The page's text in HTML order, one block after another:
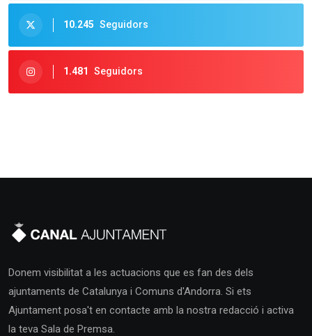
10.245 Seguidors
1.481 Seguidors
Donem visibilitat a les actuacions que es fan des dels
ajuntaments de Catalunya i Comuns d'Andorra. Si ets
Ajuntament posa't en contacte amb la nostra redacció i activa
la teva Sala de Premsa.